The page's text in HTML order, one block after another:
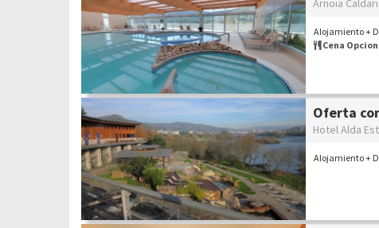
Arnoia
Alojamiento +
Cena
Oferta
Hotel Alda
Alojamiento +